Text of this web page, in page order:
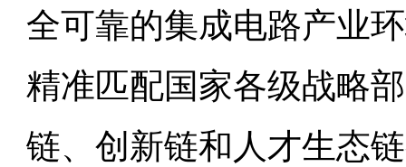
全可靠的集成电路产业
精准匹配国家各级战略
链、创新链和人才生态